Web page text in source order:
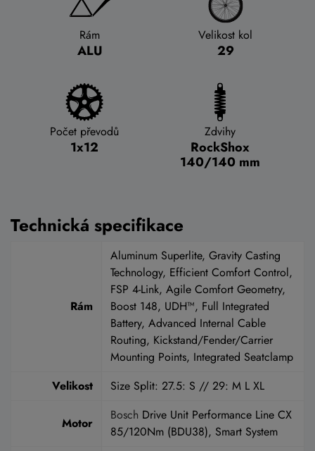
Rám
ALU
Velikost kol
29
Počet převodů
1x12
Zdvihy
RockShox
140/140 mm
Technická specifikace
Rám
Aluminum Superlite, Gravity Casting
Technology, Efficient Comfort Control,
FSP 4-Link, Agile Comfort Geometry,
Boost 148, UDH™, Full Integrated
Battery, Advanced Internal Cable
Routing, Kickstand/Fender/Carrier
Mounting Points, Integrated Seatclamp
Velikost
Size Split: 27.5: S // 29: M L XL
Motor
Bosch Drive Unit Performance Line CX
85/120Nm (BDU38), Smart System